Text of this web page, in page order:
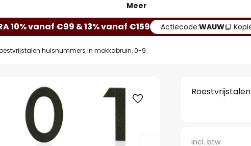
Meer
10% vanaf €99 & 13% vanaf €159 Actiecode:WAUW
huisnummers in mokkabruin, 0-9
incl. btw